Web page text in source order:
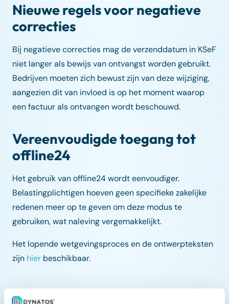
Nieuwe regels voor negatieve
correcties
Bij negatieve correcties mag de verzenddatum in KSeF
niet langer als bewijs van ontvangst worden gebruikt.
Bedrijven moeten zich bewust zijn van deze wijziging,
aangezien dit van invloed is op het moment waarop
een factuur als ontvangen wordt beschouwd.
Vereenvoudigde toegang tot
offline24
Het gebruik van offline24 wordt eenvoudiger.
Belastingplichtigen hoeven geen specifieke zakelijke
redenen meer op te geven om deze modus te
gebruiken, wat naleving vergemakkelijkt.
Het lopende wetgevingsproces en de ontwerpteksten
zijn hier beschikbaar.